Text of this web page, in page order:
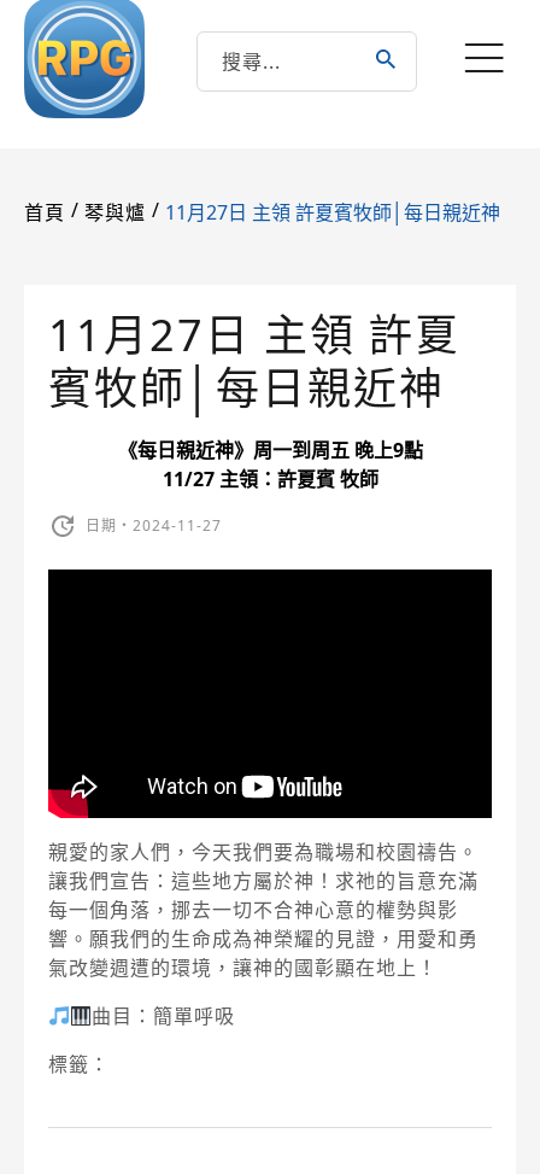
首頁 / 琴與爐 / 11月27日 主領 許夏賓牧師│每日親近神
11月27日 主領 許夏
賓牧師│每日親近神
《每日親近神》周一到周五 晚上9點
11/27 主領：許夏賓 牧師
日期・2024-11-27
親愛的家人們，今天我們要為職場和校園禱告。
讓我們宣告：這些地方屬於神！求祂的旨意充滿
每一個角落，挪去一切不合神心意的權勢與影
響。願我們的生命成為神榮耀的見證，用愛和勇
氣改變週遭的環境，讓神的國彰顯在地上！
曲目：簡單呼吸
標籤：